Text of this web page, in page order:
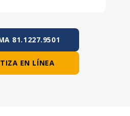
81.1227.9501
EN LÍNEA